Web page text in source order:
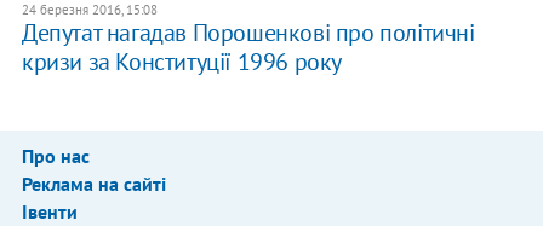
24 березня 2016, 15:08
Депутат нагадав Порошенкові про політичні
кризи за Конституції 1996 року
Про нас
Реклама на сайті
Івенти